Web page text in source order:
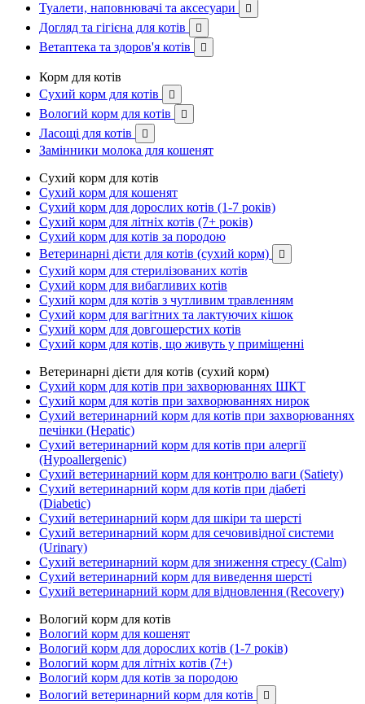
Туалети, наповнювачі та аксесуари 
Догляд та гігієна для котів 
Ветаптека та здоров'я котів 
Корм для котів
Сухий корм для котів

Вологий корм для котів 
Ласощі для котів 
Замінники молока для кошенят
Сухий корм для котів
Сухий корм для кошенят
Сухий корм для дорослих котів (1-7 років)
Сухий корм для літніх котів (7+ років)
Сухий корм для котів за породою
Ветеринарні дієти для котів (сухий корм)

Сухий корм для стерилізованих котів
Сухий корм для вибагливих котів
Сухий корм для котів з чутливим травленням
Сухий корм для вагітних та лактуючих кішок
Сухий корм для довгошерстих котів
Сухий корм для котів, що живуть у приміщенні
Ветеринарні дієти для котів (сухий корм)
Сухий корм для котів при захворюваннях ШКТ
Сухий корм для котів при захворюваннях нирок
Сухий ветеринарний корм для котів при захворюваннях
печінки (Hepatic)
Сухий ветеринарний корм для котів при алергії
(Hypoallergenic)
Сухий ветеринарний корм для контролю ваги (Satiety)
Сухий ветеринарний корм для котів при діабеті
(Diabetic)
Сухий ветеринарний корм для шкіри та шерсті
Сухий ветеринарний корм для сечовивідної системи
(Urinary)
Сухий ветеринарний корм для зниження стресу (Calm)
Сухий ветеринарний корм для виведення шерсті
Сухий ветеринарний корм для відновлення (Recovery)
Вологий корм для котів
Вологий корм для кошенят
Вологий корм для дорослих котів (1-7 років)
Вологий корм для літніх котів (7+)
Вологий корм для котів за породою
Вологий ветеринарний корм для котів
